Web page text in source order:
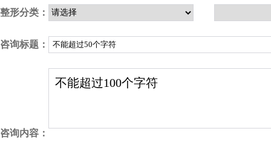
整形分类：
咨询标题：
咨询内容：